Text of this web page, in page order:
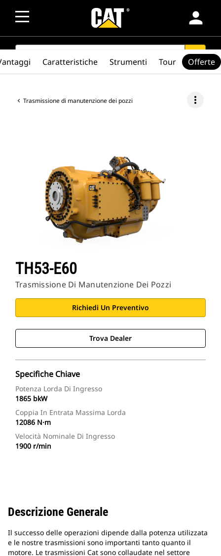
person
SEARCH search
Trasmissione di manutenzione dei pozzi more_vert
TH53-E60
Trasmissione Di Manutenzione Dei Pozzi
Richiedi Un Preventivo
Trova Dealer
Specifiche Chiave
Potenza Lorda Di Ingresso
1865 bkW
Coppia In Entrata Massima Lorda
12086 N·m
Velocità Nominale Di Ingresso
1900 r/min
Caratteristiche Strumenti Tour Offerte
Descrizione Generale
Il successo delle operazioni dipende dalla potenza utilizzata
e le nostre trasmissioni sono importanti tanto quanto il
motore. Le trasmissioni Cat sono collaudate nel settore